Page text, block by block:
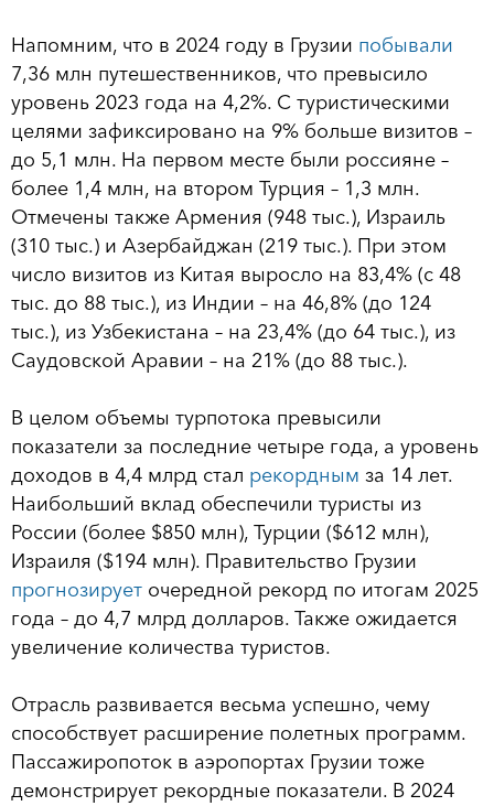
Напомним, что в 2024 году в Грузии побывали
7,36 млн путешественников, что превысило
уровень 2023 года на 4,2%. С туристическими
целями зафиксировано на 9% больше визитов –
до 5,1 млн. На первом месте были россияне –
более 1,4 млн, на втором Турция – 1,3 млн.
Отмечены также Армения (948 тыс.), Израиль
(310 тыс.) и Азербайджан (219 тыс.). При этом
число визитов из Китая выросло на 83,4% (с 48
тыс. до 88 тыс.), из Индии – на 46,8% (до 124
тыс.), из Узбекистана – на 23,4% (до 64 тыс.), из
Саудовской Аравии – на 21% (до 88 тыс.).
В целом объемы турпотока превысили
показатели за последние четыре года, а уровень
доходов в 4,4 млрд стал рекордным за 14 лет.
Наибольший вклад обеспечили туристы из
России (более $850 млн), Турции ($612 млн),
Израиля ($194 млн). Правительство Грузии
прогнозирует очередной рекорд по итогам 2025
года – до 4,7 млрд долларов. Также ожидается
увеличение количества туристов.
Отрасль развивается весьма успешно, чему
способствует расширение полетных программ.
Пассажиропоток в аэропортах Грузии тоже
демонстрирует рекордные показатели. В 2024